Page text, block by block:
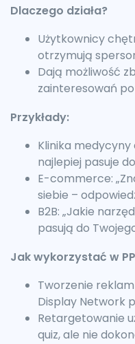
Dlaczego działa?
Użytkownicy
otrzymują
Dają możliwość
zainteresowań
Przykłady:
Klinika medycyny
najlepiej pasuje
E-commerce:
siebie –
B2B: „Jakie
pasują do
Jak wykorzystać w
Tworzenie
Display Network
Retargetowanie
quiz, ale nie